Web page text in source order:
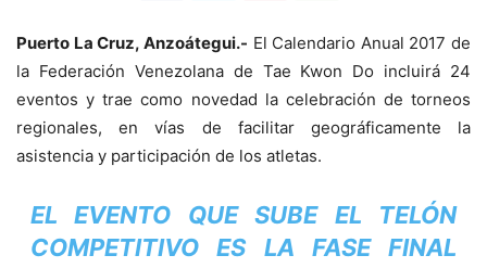
Puerto La Cruz, Anzoátegui.- El Calendario Anual 2017 de
la Federación Venezolana de Tae Kwon Do incluirá 24
eventos y trae como novedad la celebración de torneos
regionales, en vías de facilitar geográficamente la
asistencia y participación de los atletas.
EL EVENTO QUE SUBE EL TELÓN
COMPETITIVO ES LA FASE FINAL